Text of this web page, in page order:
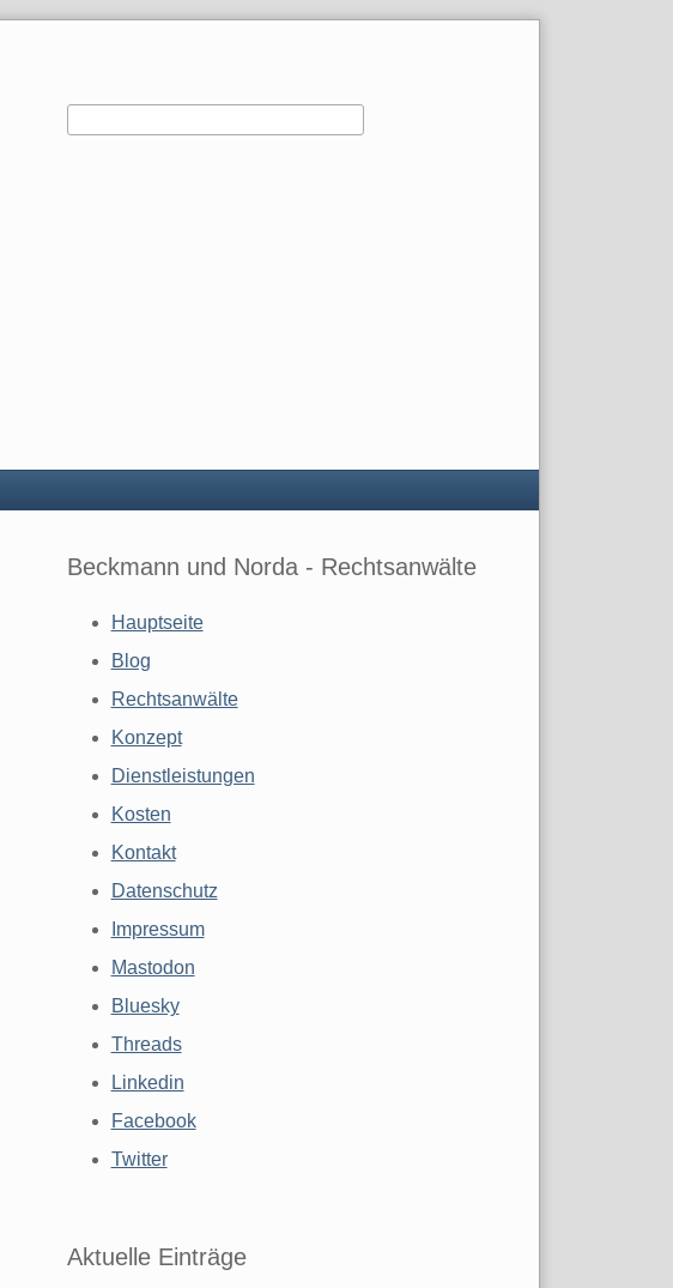
Beckmann und Norda - Rechtsanwälte
Hauptseite
Blog
Rechtsanwälte
Konzept
Dienstleistungen
Kosten
Kontakt
Datenschutz
Impressum
Mastodon
Bluesky
Threads
Linkedin
Facebook
Twitter
Aktuelle Einträge